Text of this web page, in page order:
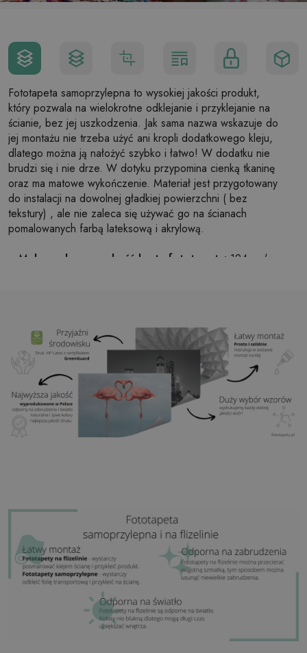
Fototapeta samoprzylepna to wysokiej jakości produkt,
który pozwala na wielokrotne odklejanie i przyklejanie na
ścianie, bez jej uszkodzenia. Jak sama nazwa wskazuje do
jej montażu nie trzeba użyć ani kropli dodatkowego kleju,
dlatego można ją nałożyć szybko i łatwo! W dodatku nie
brudzi się i nie drze. W dotyku przypomina cienką tkaninę
oraz ma matowe wykończenie. Materiał jest przygotowany
do instalacji na dowolnej gładkiej powierzchni ( bez
tekstury) , ale nie zaleca się używać go na ścianach
pomalowanych farbą lateksową i akrylową.
Maksymalna szerokość brytu fototapety: 124cm (w
Klej:Niepotrzebny
Zastosowanie:
Salon, sypialnia, pomieszczenia
biurowe, przedpokój i wiele innych